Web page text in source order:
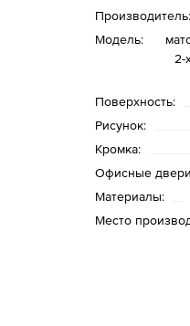
Производитель:
Модель:
2-
Поверхность:
Рисунок:
Кромка:
Офисные
Материалы:
Место